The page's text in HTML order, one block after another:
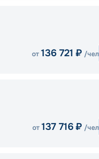
от 136 721 ₽ /чел
от 137 716 ₽ /чел